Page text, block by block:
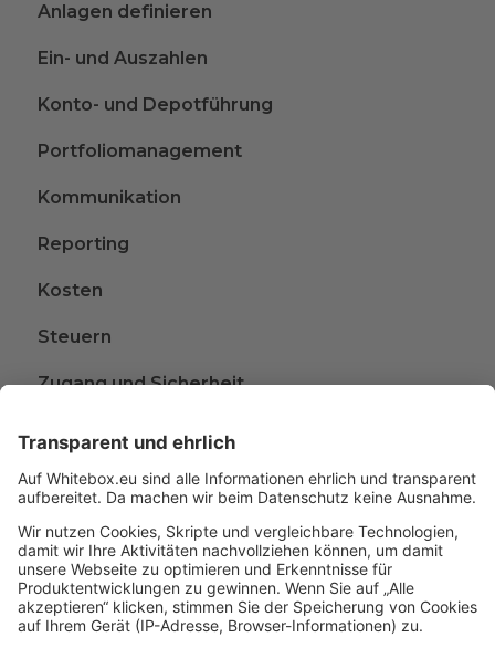
Anlagen definieren
Ein- und Auszahlen
Konto- und Depotführung
Portfoliomanagement
Kommunikation
Reporting
Kosten
Steuern
Zugang und Sicherheit
Beschwerden
Wissen rund ums Anlegen
Glossar
A